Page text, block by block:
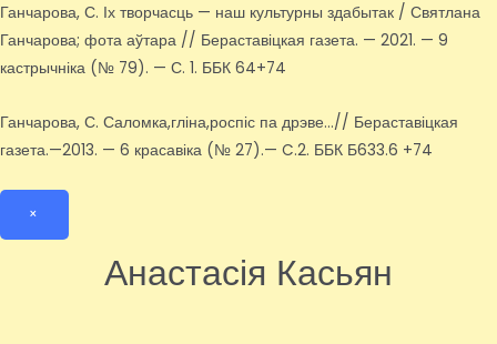
Ганчарова, С. Іх творчасць — наш культурны здабытак / Святлана
Ганчарова; фота аўтара // Бераставіцкая газета. — 2021. — 9
кастрычніка (№ 79). — С. 1. ББК 64+74
Ганчарова, С. Саломка,гліна,роспіс па дрэве…// Бераставіцкая
газета.—2013. — 6 красавіка (№ 27).— C.2. ББК Б633.6 +74
×
Анастасія Касьян